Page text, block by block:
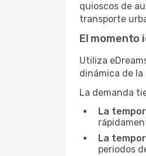
quioscos de
transporte
El momento
Utiliza
dinámica de
La demanda
La
La
periodos